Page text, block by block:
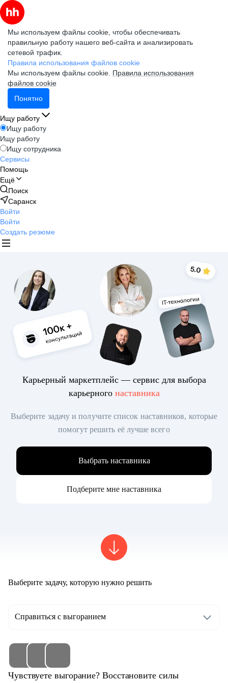
Мы используем файлы cookie, чтобы обеспечивать
правильную работу нашего веб-сайта и анализировать
сетевой трафик.
Правила использования файлов cookie
Мы используем файлы cookie. Правила использования
файлов cookie
Понятно
Ищу работу
Ищу работу
Ищу работу
Ищу сотрудника
Сервисы
Помощь
Ещё
Поиск
Саранск
Войти
Войти
Создать резюме
Карьерный маркетплейс — сервис для выбора
карьерного наставника
Выберите задачу и получите список наставников, которые
помогут решить её лучше всего
Выбрать наставника
Подберите мне наставника
Выберите задачу, которую нужно решить
Справиться с выгоранием
Чувствуете выгорание? Восстановите силы